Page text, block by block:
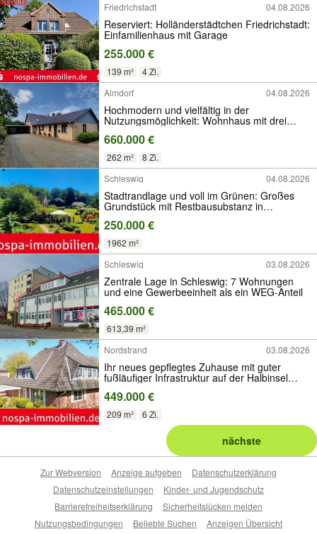
Friedrichstadt
04.08.2026
Reserviert: Holländerstädtchen Friedrichstadt:
Einfamilienhaus mit Garage
255.000 €
139 m²
4 Zi.
Almdorf
04.08.2026
Hochmodern und vielfältig in der
Nutzungsmöglichkeit: Wohnhaus mit drei
Wohneinheiten in TOP-Zustand
660.000 €
262 m²
8 Zi.
Schleswig
04.08.2026
Stadtrandlage und voll im Grünen: Großes
Grundstück mit Restbausubstanz in
250.000 €
1962 m²
Schleswig
03.08.2026
Zentrale Lage in Schleswig: 7 Wohnungen
und eine Gewerbeeinheit als ein WEG-Anteil
465.000 €
613,39 m²
Nordstrand
03.08.2026
Ihr neues gepflegtes Zuhause mit guter
fußläufiger Infrastruktur auf der Halbinsel
Nordstrand!
449.000 €
209 m² 6 Zi.
nächste
Zur Webversion Anzeige aufgeben
Datenschutzerklärung
Datenschutzeinstellungen
Kinder- und Jugendschutz
Barrierefreiheitserklärung
Sicherheitslücken melden
Nutzungsbedingungen
Beliebte Suchen Anzeigen Übersicht